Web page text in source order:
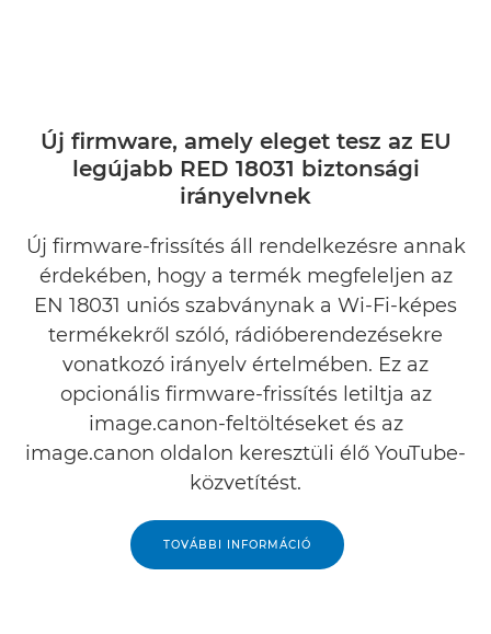
Új firmware, amely eleget tesz az EU
legújabb RED 18031 biztonsági
irányelvnek
Új firmware-frissítés áll rendelkezésre annak
érdekében, hogy a termék megfeleljen az
EN 18031 uniós szabványnak a Wi-Fi-képes
termékekről szóló, rádióberendezésekre
vonatkozó irányelv értelmében. Ez az
opcionális firmware-frissítés letiltja az
image.canon-feltöltéseket és az
image.canon oldalon keresztüli élő YouTube-
közvetítést.
TOVÁBBI INFORMÁCIÓ